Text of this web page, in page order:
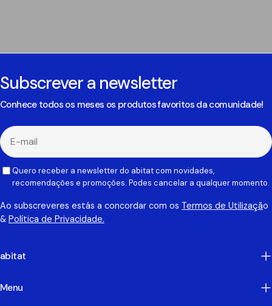
Subscrever a newsletter
Conhece todos os meses os produtos favoritos da comunidade!
E-
mail
Quero receber a newsletter do abitat com novidades,
recomendações e promoções. Podes cancelar a qualquer momento.
Ao subscreveres estás a concordar com os Termos de Utilização
& Política de Privacidade.
abitat
Menu